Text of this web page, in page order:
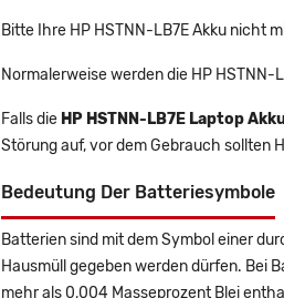
Bitte Ihre HP HSTNN-LB7E Akku nicht
Normalerweise werden die HP
Falls die HP HSTNN-LB7E Laptop
Störung auf, vor dem Gebrauch sollten
Bedeutung Der Batteriesymbole
Batterien sind mit dem Symbol einer
Hausmüll gegeben werden dürfen. Bei
mehr als 0,004 Masseprozent Blei